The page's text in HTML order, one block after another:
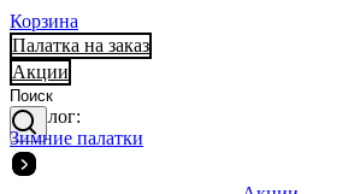
Корзина
Палатка на заказ
Акции
Каталог:
Зимние палатки